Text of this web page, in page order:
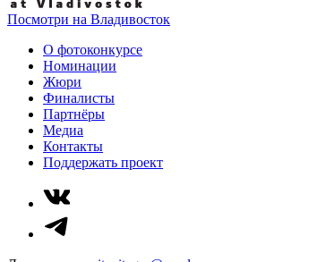
Посмотри на Владивосток
О фотоконкурсе
Номинации
Жюри
Финалисты
Партнёры
Медиа
Контакты
Поддержать проект